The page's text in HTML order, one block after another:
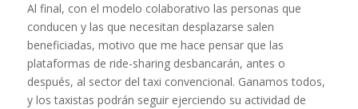
Al final, con el modelo colaborativo las personas que
conducen y las que necesitan desplazarse salen
beneficiadas, motivo que me hace pensar que las
plataformas de ride-sharing desbancarán, antes o
después, al sector del taxi convencional. Ganamos todos,
y los taxistas podrán seguir ejerciendo su actividad de